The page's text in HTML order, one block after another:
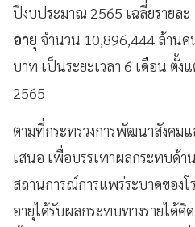
ปีงบประมาณ 2565 เฉลี่ยรายล
อายุ จำนวน 10,896,444 ล้านค
บาท เป็นระยะเวลา 6 เดือน ตั้
2565
ตามที่กระทรวงการพัฒนาสังคม
เสนอ เพื่อบรรเทาผลกระทบด้า
สถานการณ์การแพร่ระบาดของโ
อายุได้รับผลกระทบทางรายได้คิ